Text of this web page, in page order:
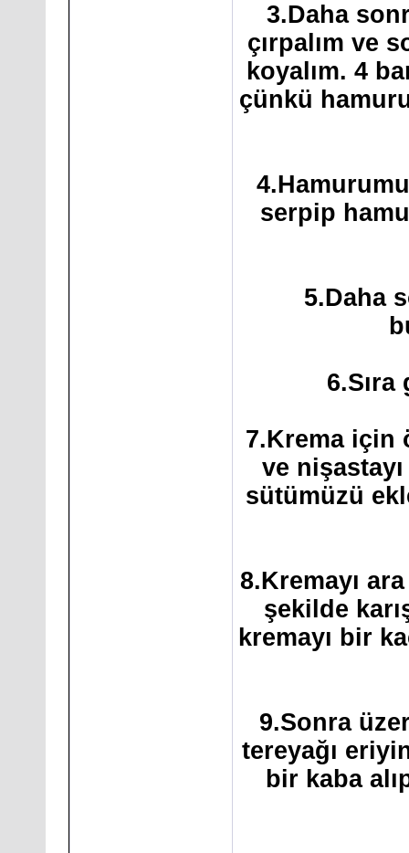
3.Daha
çırpalım ve
koyalım. 4
çünkü
serpip
5.Daha
6.Sıra
7.Krema için
ve
sütümüzü
8.Kremayı
şekilde
kremayı bir
9.Sonra
tereyağı
bir kaba